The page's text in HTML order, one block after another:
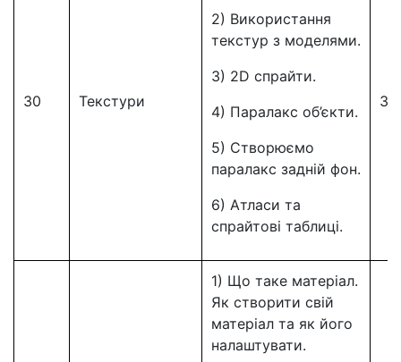
30 Текстури
2) Використання
текстур з моделями.
3) 2D спрайти.
4) Паралакс об’єкти.
5) Створюємо
паралакс задній фон.
6) Атласи та
спрайтові таблиці.
30
1) Що таке матеріал.
Як створити свій
матеріал та як його
налаштувати.